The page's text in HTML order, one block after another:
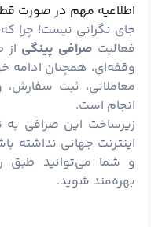
اطلاعیه مهم در صورت
جای نگرانی نیست! چرا
فعالیت صرافی پینگی
وقفه‌ای، همچنان ادامه
معاملاتی، ثبت
انجام است.
زیرساخت این صرافی
اینترنت جهانی نداشته
و شما می‌توانید طبق
بهره‌مند شوید.